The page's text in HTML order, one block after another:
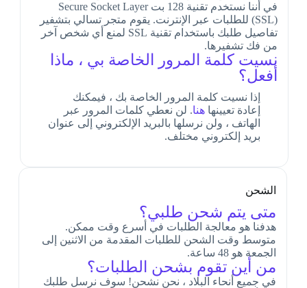
في أننا نستخدم تقنية 128 بت Secure Socket Layer
(SSL) للطلبات عبر الإنترنت. يقوم متجر تسالي بتشفير
تفاصيل طلبك باستخدام تقنية SSL لمنع أي شخص آخر
من فك تشفيرها.
نسيت كلمة المرور الخاصة بي ، ماذا
أفعل؟
إذا نسيت كلمة المرور الخاصة بك ، فيمكنك
إعادة تعيينها هنا. لن نعطي كلمات المرور عبر
الهاتف ، ولن نرسلها بالبريد الإلكتروني إلى عنوان
بريد إلكتروني مختلف.
الشحن
متى يتم شحن طلبي؟
هدفنا هو معالجة الطلبات في أسرع وقت ممكن.
متوسط ​​وقت الشحن للطلبات المقدمة من الاثنين إلى
الجمعة هو 48 ساعة.
من أين تقوم بشحن الطلبات؟
في جميع أنحاء البلاد ، نحن نشحن! سوف نرسل طلبك